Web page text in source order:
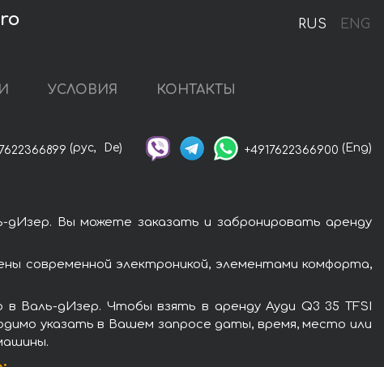
RUS ENG
УСЛОВИЯ КОНТАКТЫ
(рус, De) +4917622366900 (Eng)
Вы можете заказать и забронировать аренду
современной электроникой, элементами комфорта,
Валь-дИзер. Чтобы взять в аренду Ауди Q3 35 TFSI
указать в Вашем запросе даты, время, место или